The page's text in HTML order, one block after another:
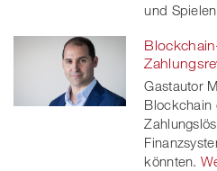
und
Gastautor
Blockchain
könnten.